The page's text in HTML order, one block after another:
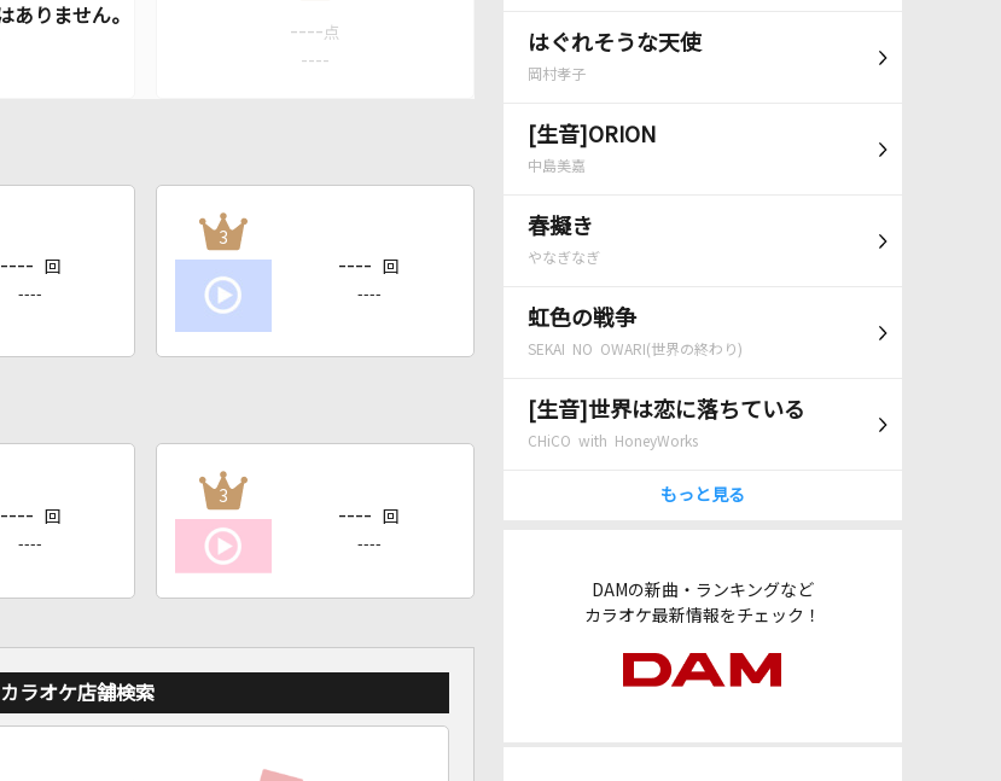
はぐれそうな天使
岡村孝子
[生音]ORION
中島美嘉
春擬き
やなぎなぎ
虹色の戦争
SEKAI NO OWARI(世界の終わり)
[生音]世界は恋に落ちている
CHiCO with HoneyWorks
もっと見る
DAMの新曲・ランキングなど
カラオケ最新情報をチェック！
---- 点
----
---- 回
----
3
---- 回
----
---- 回
----
3
---- 回
----
カラオケ店舗検索